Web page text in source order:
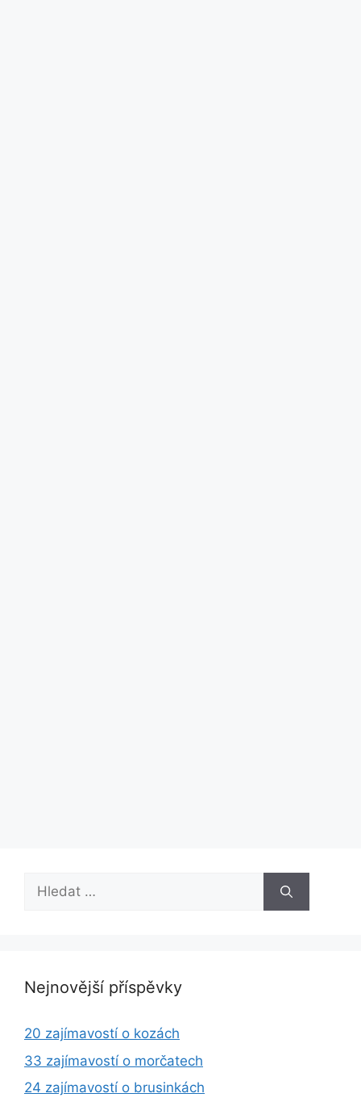
Hledat:
Nejnovější příspěvky
20 zajímavostí o kozách
33 zajímavostí o morčatech
24 zajímavostí o brusinkách